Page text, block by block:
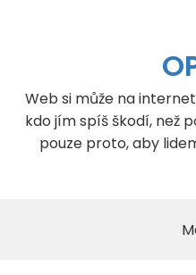
Web si může na
kdo jím spíš škodí, než
pouze proto, aby